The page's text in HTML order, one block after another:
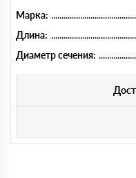
Марка:
Длина:
Диаметр сечения: